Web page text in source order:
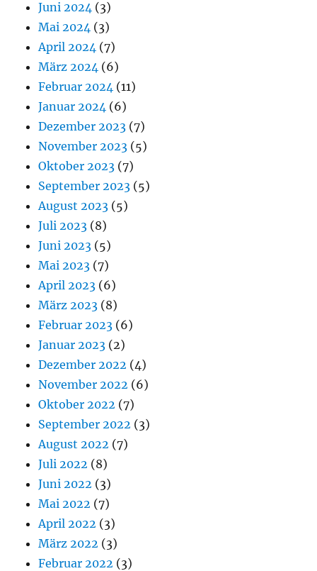
Juni 2024 (3)
Mai 2024 (3)
April 2024 (7)
März 2024 (6)
Februar 2024 (11)
Januar 2024 (6)
Dezember 2023 (7)
November 2023 (5)
Oktober 2023 (7)
September 2023 (5)
August 2023 (5)
Juli 2023 (8)
Juni 2023 (5)
Mai 2023 (7)
April 2023 (6)
März 2023 (8)
Februar 2023 (6)
Januar 2023 (2)
Dezember 2022 (4)
November 2022 (6)
Oktober 2022 (7)
September 2022 (3)
August 2022 (7)
Juli 2022 (8)
Juni 2022 (3)
Mai 2022 (7)
April 2022 (3)
März 2022 (3)
Februar 2022 (3)